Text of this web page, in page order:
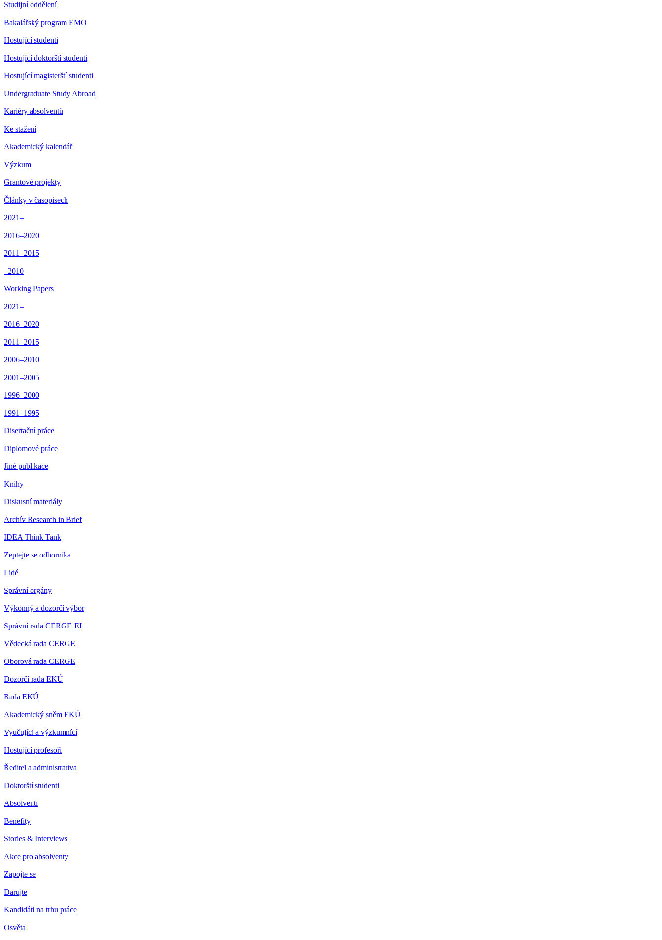
Studijní oddělení
Bakalářský program EMO
Hostující studenti
Hostující doktorští studenti
Hostující magisterští studenti
Undergraduate Study Abroad
Kariéry absolventů
Ke stažení
Akademický kalendář
Výzkum
Grantové projekty
Články v časopisech
2021–
2016–2020
2011–2015
–2010
Working Papers
2021–
2016–2020
2011–2015
2006–2010
2001–2005
1996–2000
1991–1995
Disertační práce
Diplomové práce
Jiné publikace
Knihy
Diskusní materiály
Archív Research in Brief
IDEA Think Tank
Zeptejte se odborníka
Lidé
Správní orgány
Výkonný a dozorčí výbor
Správní rada CERGE-EI
Vědecká rada CERGE
Oborová rada CERGE
Dozorčí rada EKÚ
Rada EKÚ
Akademický sněm EKÚ
Vyučující a výzkumnící
Hostující profesoři
Ředitel a administrativa
Doktorští studenti
Absolventi
Benefity
Stories & Interviews
Akce pro absolventy
Zapojte se
Darujte
Kandidáti na trhu práce
Osvěta